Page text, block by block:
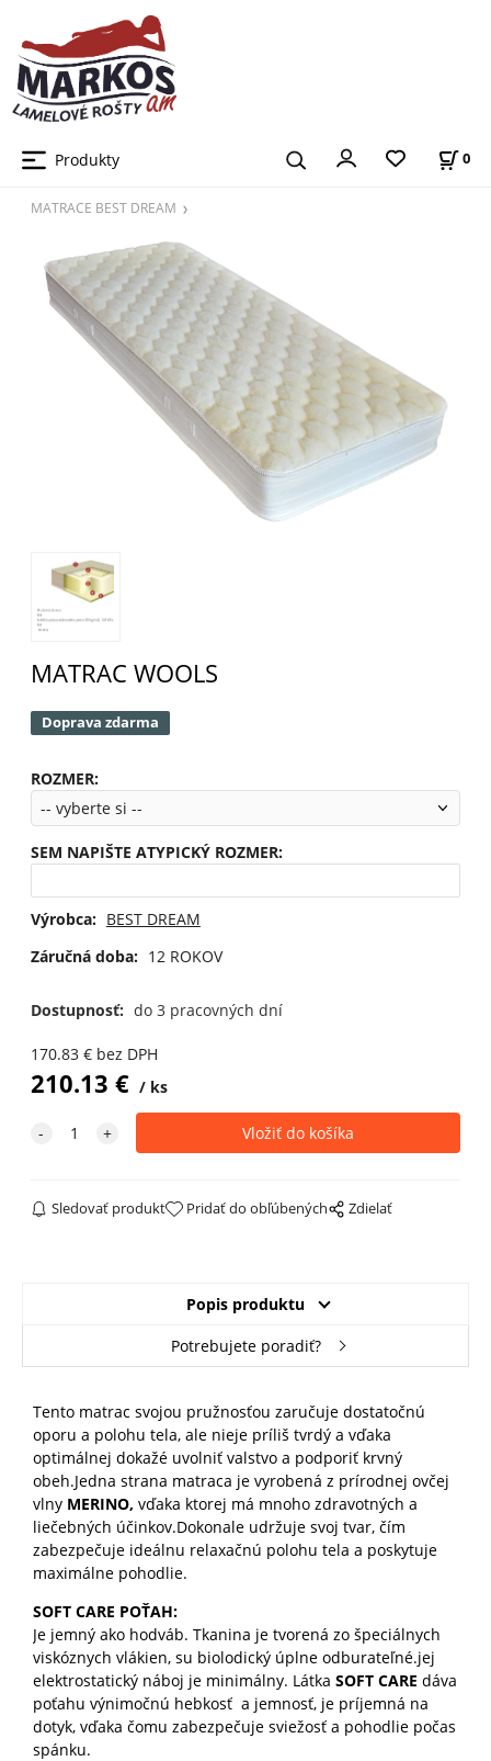
Produkty 0
MATRACE BEST DREAM
MATRAC WOOLS
Doprava zdarma
ROZMER:
SEM NAPIŠTE ATYPICKÝ ROZMER:
Výrobca: BEST DREAM
Záručná doba: 12 ROKOV
Dostupnosť: do 3 pracovných dní
170.83€ bez DPH
210.13 € ks
Sledovať produkt Pridať do obľúbených Zdielať
Popis produktu
Potrebujete poradiť?
Tento matrac svojou pružnosťou zaručuje dostatočnú
oporu a polohu tela, ale nieje príliš tvrdý a vďaka
optimálnej dokažé uvolniť valstvo a podporiť krvný
obeh.Jedna strana matraca je vyrobená z prírodnej ovčej
vlny MERINO, vďaka ktorej má mnoho zdravotných a
liečebných účinkov.Dokonale udržuje svoj tvar, čím
zabezpečuje ideálnu relaxačnú polohu tela a poskytuje
maximálne pohodlie.
SOFT CARE POŤAH:
Je jemný ako hodváb. Tkanina je tvorená zo špeciálnych
viskóznych vlákien, su biolodický úplne odburateľné.jej
elektrostatický náboj je minimálny. Látka SOFT CARE dáva
poťahu výnimočnú hebkosť a jemnosť, je príjemná na
dotyk, vďaka čomu zabezpečuje sviežosť a pohodlie počas
spánku.